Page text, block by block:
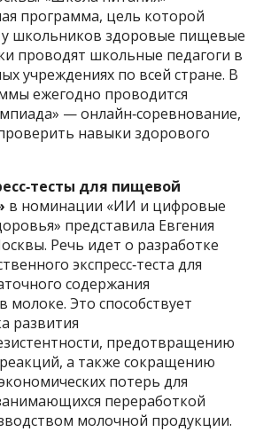
программа, цель которой
школьников здоровые пищевые
проводят школьные педагоги в
учреждениях по всей стране. В
ежегодно проводится
— онлайн‑соревнование,
навыки здорового
для пищевой
в номинации «ИИ и цифровые
представила Евгения
Речь идет о разработке
экспресс‑теста для
содержания
молоке. Это способствует
развития
предотвращению
реакций, а также сокращению
потерь для
переработкой
молочной продукции.